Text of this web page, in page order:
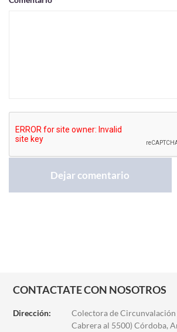
CONTACTATE CON NOSOTROS
Dirección:
Colectora de
Cabrera al 5500) Córdoba,